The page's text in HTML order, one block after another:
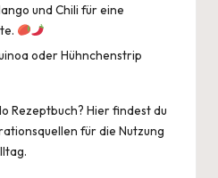
und Chili für eine
oder Hühnchenstrip
Rezeptbuch? Hier findest du
für die Nutzung